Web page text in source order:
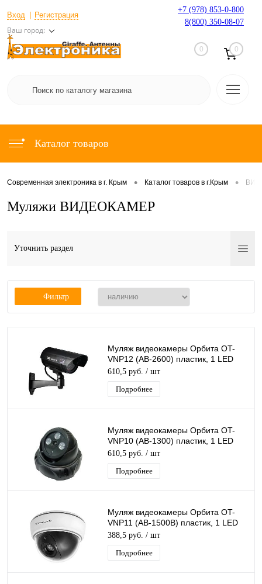
Вход Регистрация
Ваш город:
+7 (978) 853-0-800
8(800) 350-08-07
0 0
Каталог товаров
Современная электроника в г. Крым • Каталог товаров в г.Крым •
Муляжи ВИДЕОКАМЕР
Уточнить раздел
Фильтр
Муляж видеокамеры Орбита OT-
VNP12 (AB-2600) пластик, 1 LED
красный, мигающий
610,5 руб. / шт
Подробнее
Муляж видеокамеры Орбита OT-
VNP10 (AB-1300) пластик, 1 LED
красный
610,5 руб. / шт
Подробнее
Муляж видеокамеры Орбита OT-
VNP11 (AB-1500B) пластик, 1 LED
красный
388,5 руб. / шт
Подробнее